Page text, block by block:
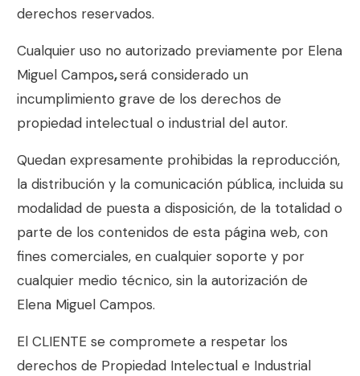
derechos reservados.
Cualquier uso no autorizado previamente por Elena
Miguel Campos,será considerado un
incumplimiento grave de los derechos de
propiedad intelectual o industrial del autor.
Quedan expresamente prohibidas la reproducción,
la distribución y la comunicación pública, incluida su
modalidad de puesta a disposición, de la totalidad o
parte de los contenidos de esta página web, con
fines comerciales, en cualquier soporte y por
cualquier medio técnico, sin la autorización de
Elena Miguel Campos.
El CLIENTE se compromete a respetar los
derechos de Propiedad Intelectual e Industrial